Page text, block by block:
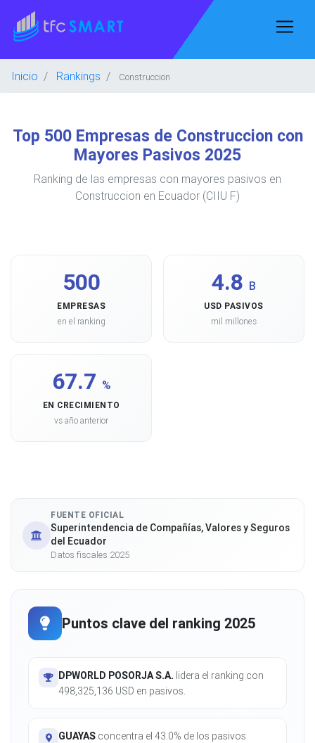
Inicio Rankings Construccion
Top 500 Empresas de Construccion con
Mayores Pasivos 2025
Ranking de las empresas con mayores pasivos en
Construccion en Ecuador (CIIU F)
500
EMPRESAS
en el ranking
4.8 B
USD PASIVOS
mil millones
67.7 %
EN CRECIMIENTO
vs año anterior
FUENTE OFICIAL
Superintendencia de Compañías, Valores y Seguros
del Ecuador
Datos fiscales 2025
Puntos clave del ranking 2025
DPWORLD POSORJA S.A. lidera el ranking con
498,325,136 USD en pasivos.
GUAYAS concentra el 43.0% de los pasivos